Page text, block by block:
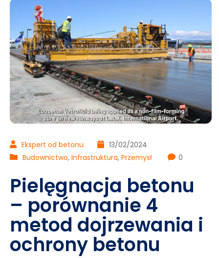
Ekspert od betonu
13/02/2024
Budownictwo, Infrastruktura, Przemysł 0
Pielęgnacja betonu
– porównanie 4
metod dojrzewania i
ochrony betonu